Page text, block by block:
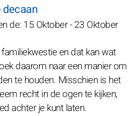
decaan
de: 15 Oktober - 23 Oktober
en dat kan wat
daarom naar een manier om
te houden. Misschien is het
recht in de ogen te kijken,
achter je kunt laten.